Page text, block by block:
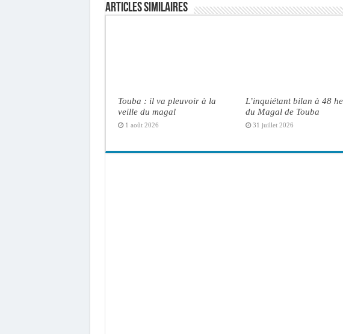
Articles similaires
Touba : il va pleuvoir à la
veille du magal
1 août 2026
L’inquiétant bilan à 48
du Magal de Touba
31 juillet 2026